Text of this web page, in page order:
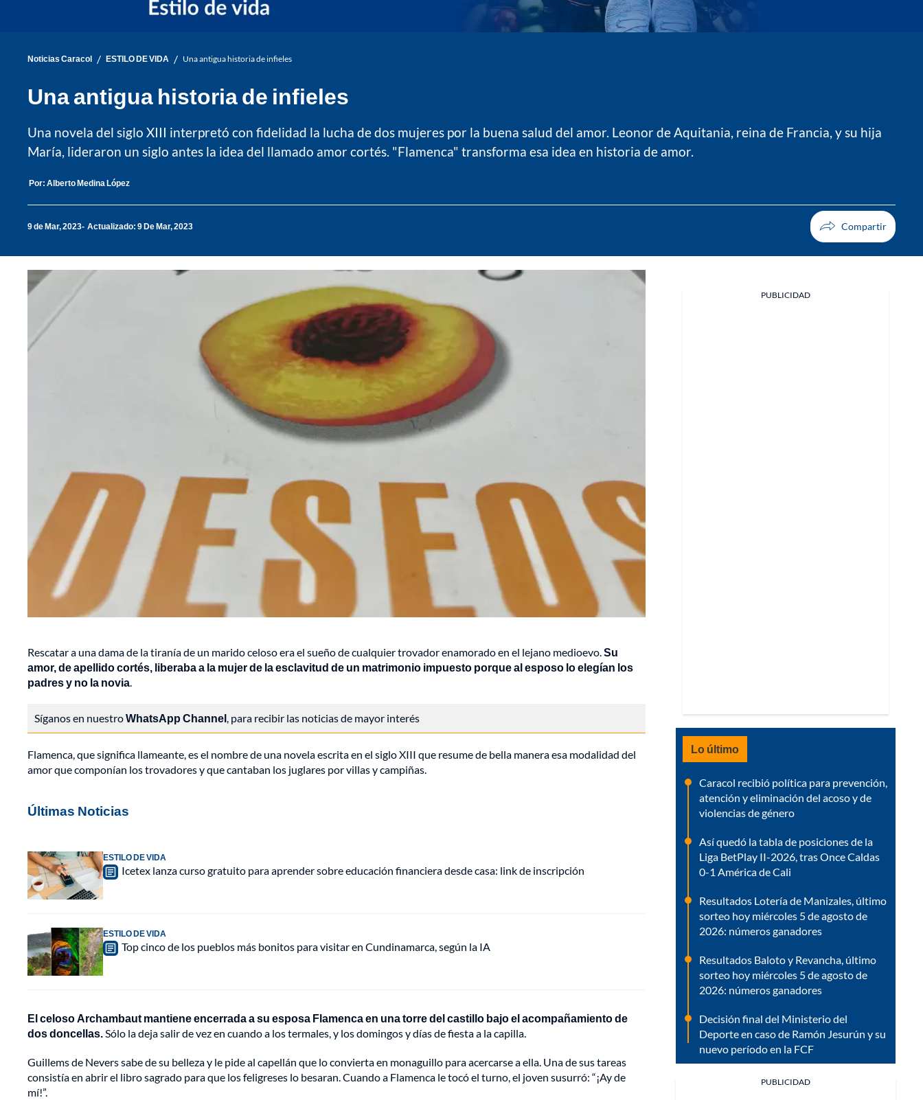
Noticias Caracol / ESTILO DE VIDA / Una antigua historia de infieles
Una antigua historia de infieles
Una novela del siglo XIII interpretó con fidelidad la lucha de dos mujeres por la buena salud del amor. Leonor de Aquitania, reina de Francia, y su hija
María, lideraron un siglo antes la idea del llamado amor cortés. "Flamenca" transforma esa idea en historia de amor.
Por: Alberto Medina López
9 de Mar, 2023 Actualizado: 9 De Mar, 2023
Rescatar a una dama de la tiranía de un marido celoso era el sueño de cualquier trovador enamorado en el lejano medioevo.Su
amor, de apellido cortés, liberaba a la mujer de la esclavitud de un matrimonio impuesto porque al esposo lo elegían los
padres y no la novia.
Síganos en nuestroWhatsApp Channel, para recibir las noticias de mayor interés
Flamenca, que significa llameante, es el nombre de una novela escrita en el siglo XIII que resume de bella manera esa modalidad del
amor que componían los trovadores y que cantaban los juglares por villas y campiñas.
Últimas Noticias
ESTILO DE VIDA
Icetex lanza curso gratuito para aprender sobre educación financiera desde casa: link de inscripción
ESTILO DE VIDA
Top cinco de los pueblos más bonitos para visitar en Cundinamarca, según la IA
El celoso Archambaut mantiene encerrada a su esposa Flamenca en una torre del castillo bajo el acompañamiento de
dos doncellas.Sólo la deja salir de vez en cuando a los termales, y los domingos y días de fiesta a la capilla.
Guillems de Nevers sabe de su belleza y le pide al capellán que lo convierta en monaguillo para acercarse a ella. Una de sus tareas
consistía en abrir el libro sagrado para que los feligreses lo besaran. Cuando a Flamenca le tocó el turno, el joven susurró: “¡Ay de
mí!”.
PUBLICIDAD
Lo último
Caracol recibió política para prevención,
atención y eliminación del acoso y de
violencias de género
Así quedó la tabla de posiciones de la
Liga BetPlay II-2026, tras Once Caldas
0-1 América de Cali
Resultados Lotería de Manizales, último
sorteo hoy miércoles 5 de agosto de
2026: números ganadores
Resultados Baloto y Revancha, último
sorteo hoy miércoles 5 de agosto de
2026: números ganadores
Decisión final del Ministerio del
Deporte en caso de Ramón Jesurún y su
nuevo período en la FCF
PUBLICIDAD